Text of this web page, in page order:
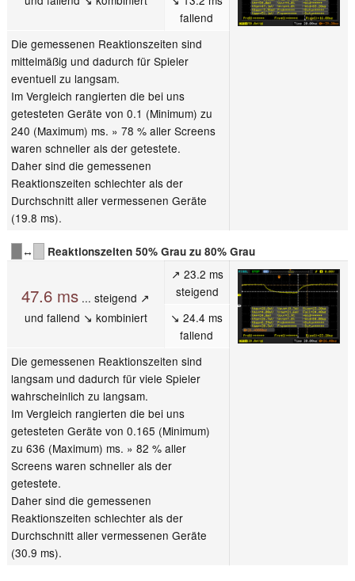
fallend
Die gemessenen Reaktionszeiten sind
mittelmäßig und dadurch für Spieler
eventuell zu langsam.
Im Vergleich rangierten die bei uns
getesteten Geräte von 0.1 (Minimum) zu
240 (Maximum) ms. » 78 % aller Screens
waren schneller als der getestete.
Daher sind die gemessenen
Reaktionszeiten schlechter als der
Durchschnitt aller vermessenen Geräte
(19.8 ms).
↔ Reaktionszeiten 50% Grau zu 80% Grau
47.6 ms ... steigend ↗
und fallend ↘ kombiniert
↗ 23.2 ms
steigend
↘ 24.4 ms
fallend
Die gemessenen Reaktionszeiten sind
langsam und dadurch für viele Spieler
wahrscheinlich zu langsam.
Im Vergleich rangierten die bei uns
getesteten Geräte von 0.165 (Minimum)
zu 636 (Maximum) ms. » 82 % aller
Screens waren schneller als der
getestete.
Daher sind die gemessenen
Reaktionszeiten schlechter als der
Durchschnitt aller vermessenen Geräte
(30.9 ms).